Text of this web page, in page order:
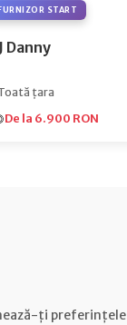
START
Danny
țara
De la 6.900 RON
ți preferințele